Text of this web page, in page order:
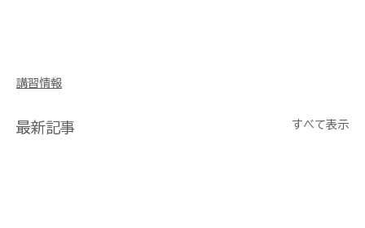
講習情報
最新記事 すべて表示